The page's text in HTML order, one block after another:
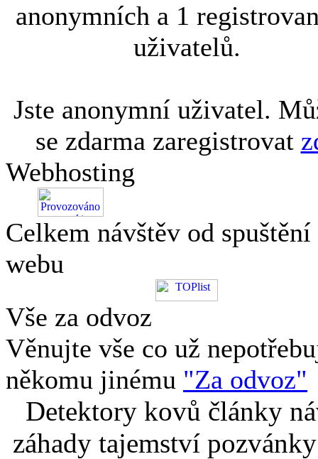
anonymních a 1
uživatelů.
Jste anonymní uživatel.
se zdarma zaregistrovat
Webhosting
Celkem návštěv od spuštění
webu
Vše za odvoz
Věnujte vše co už
někomu jinému "Za odvoz"
Detektory kovů články
záhady tajemství